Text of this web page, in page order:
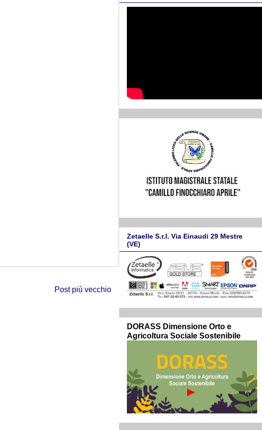
Post più vecchio
Zetaelle S.r.l. Via Einaudi 29 Mestre
(VE)
DORASS Dimensione Orto e
Agricoltura Sociale Sostenibile